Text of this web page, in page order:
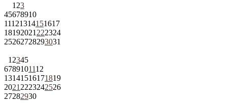
1 23
45678910
11121314151617
18192021 222324
25262728293031
1 2345
6789101112
13141516171819
2021 2223242526
27282930